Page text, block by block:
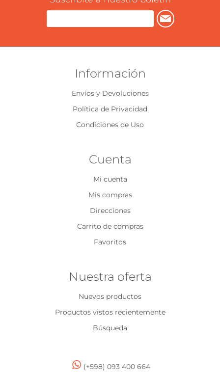
Información
Envíos y Devoluciones
Política de Privacidad
Condiciones de Uso
Cuenta
Mi cuenta
Mis compras
Direcciones
Carrito de compras
Favoritos
Nuestra oferta
Nuevos productos
Productos vistos recientemente
Búsqueda
(+598) 093 400 664